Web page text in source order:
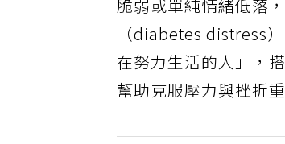
脆弱或單純情緒低落
（diabetes distress
在努力生活的人」，
幫助克服壓力與挫折